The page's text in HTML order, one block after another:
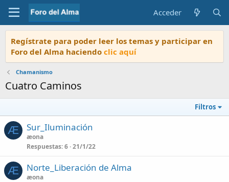
Acceder
Regístrate para poder leer los temas y participar en
Foro del Alma haciendo clic aquí
Chamanismo
Cuatro Caminos
Filtros
Æ Sur_Iluminación
æona
Respuestas 6 21/1/22
Æ Norte_Liberación de Alma
æona